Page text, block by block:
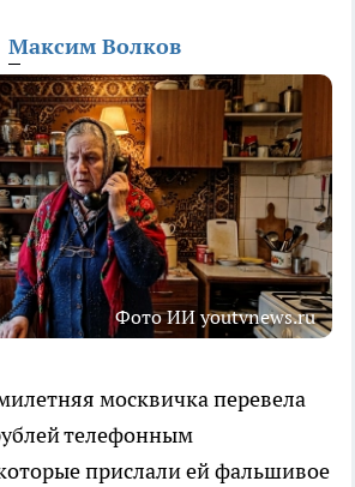
Максим Волков
Фото ИИ youtvnews.ru
москвичка перевела
телефонным
прислали ей фальшивое